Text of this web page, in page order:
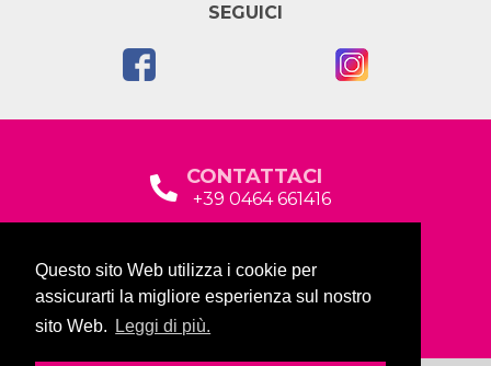
Questo sito Web utilizza i cookie per
assicurarti la migliore esperienza sul nostro
sito Web.
Leggi di più.
SEGUICI
CONTATTACI
+39 0464 661416
Via Baltera, 19
38066 Riva del Garda (TN)